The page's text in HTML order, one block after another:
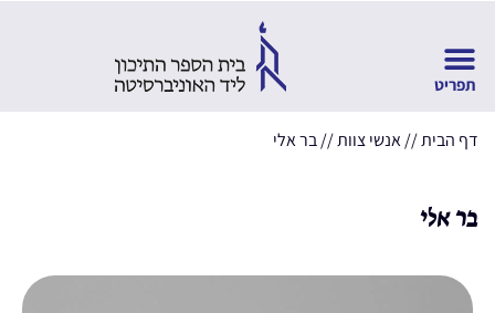
דף הבית//אנשי צוות//בר אלי
בר אלי